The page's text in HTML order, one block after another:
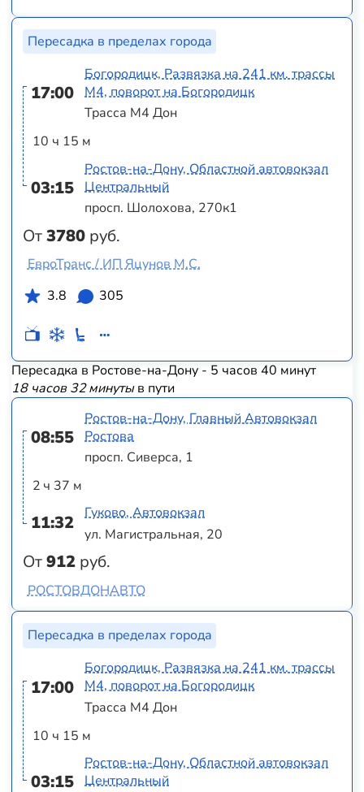
Пересадка в пределах города
17:00
10 ч 15 м
03:15
От3780 руб.
Богородицк, Развязка на 241 км. трассы
М4, поворот на Богородицк
Трасса М4 Дон
Ростов-на-Дону, Областной автовокзал
Центральный
просп. Шолохова, 270к1
ЕвроТранс / ИП Яцунов М.С.
3.8
305
Пересадка в Ростове-на-Дону - 5 часов 40 минут
18 часов 32 минутыв пути
08:55
2 ч 37 м
11:32
От912 руб.
Ростов-на-Дону, Главный Автовокзал
Ростова
просп. Сиверса, 1
Гуково, Автовокзал
ул. Магистральная, 20
РОСТОВДОНАВТО
Пересадка в пределах города
17:00
10 ч 15 м
03:15
Богородицк, Развязка на 241 км. трассы
М4, поворот на Богородицк
Трасса М4 Дон
Ростов-на-Дону, Областной автовокзал
Центральный